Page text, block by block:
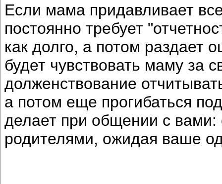
Если мама придавливает
постоянно требует
как долго, а потом раздает
будет чувствовать маму за
долженствование
а потом еще прогибаться
делает при общении с вами:
родителями, ожидая ваше